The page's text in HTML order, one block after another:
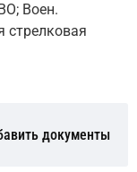
Воен.
стрелковая
документы